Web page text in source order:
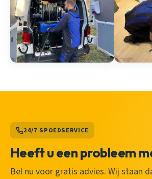
24/7 SPOEDSERVICE
Heeft u een probleem
Bel nu voor gratis advies. Wij staan